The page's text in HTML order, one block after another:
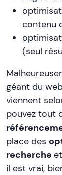
contenu
(seul
géant du
viennent
pouvez tout
place des
recherche
il est vrai,